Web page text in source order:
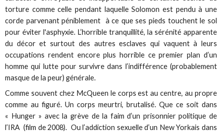
torture comme celle pendant laquelle Solomon est pendu à une
corde parvenant péniblement à ce que ses pieds touchent le sol
pour éviter l'asphyxie. L’horrible tranquillité, la sérénité apparente
du décor et surtout des autres esclaves qui vaquent à leurs
occupations rendent encore plus horrible ce premier plan d’un
homme qui lutte pour survivre dans l’indifférence (probablement
masque de la peur) générale.
Comme souvent chez McQueen le corps est au centre, au propre
comme au figuré. Un corps meurtri, brutalisé. Que ce soit dans
« Hunger » avec la grève de la faim d’un prisonnier politique de
l’IRA (film de 2008). Ou l’addiction sexuelle d’un New Yorkais dans